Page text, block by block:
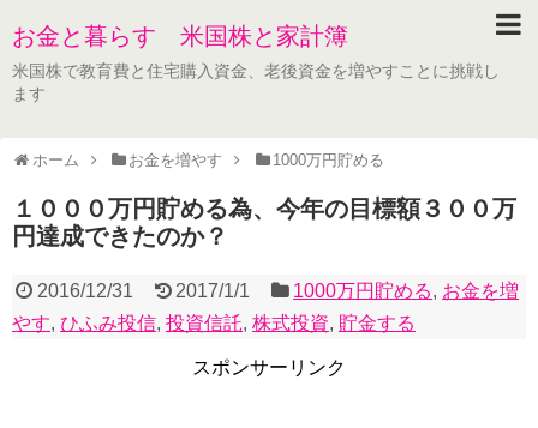
お金と暮らす 米国株と家計簿
米国株で教育費と住宅購入資金、老後資金を増やすことに挑戦し
ます
ホーム お金を増やす 1000万円貯める
１０００万円貯める為、今年の目標額３００万
円達成できたのか？
2016/12/31 2017/1/1 1000万円貯める, お金を増
やす, ひふみ投信, 投資信託, 株式投資, 貯金する
スポンサーリンク